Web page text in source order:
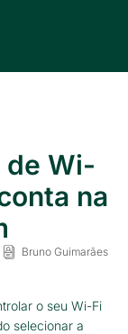
de Wi-
na
Bruno Guimarães
o seu Wi-Fi
selecionar a